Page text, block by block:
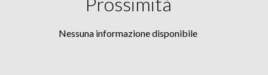
Nessuna informazione disponibile